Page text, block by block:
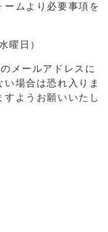
ームより必要事項を
曜日）
メールアドレスに
場合は恐れ入りま
ようお願いいたし